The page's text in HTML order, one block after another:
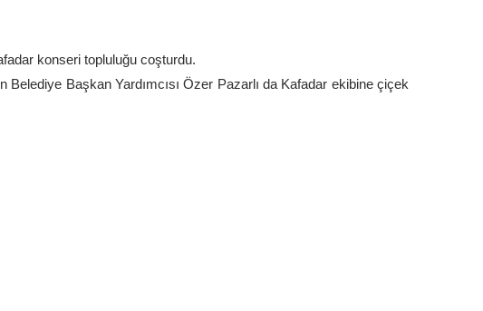
konseri topluluğu coşturdu.
Başkan Yardımcısı Özer Pazarlı da Kafadar ekibine çiçek